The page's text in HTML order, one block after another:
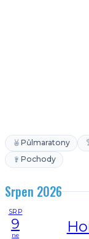
Půlmaratony
Pochody
Srpen 2026
SRP
9
ne